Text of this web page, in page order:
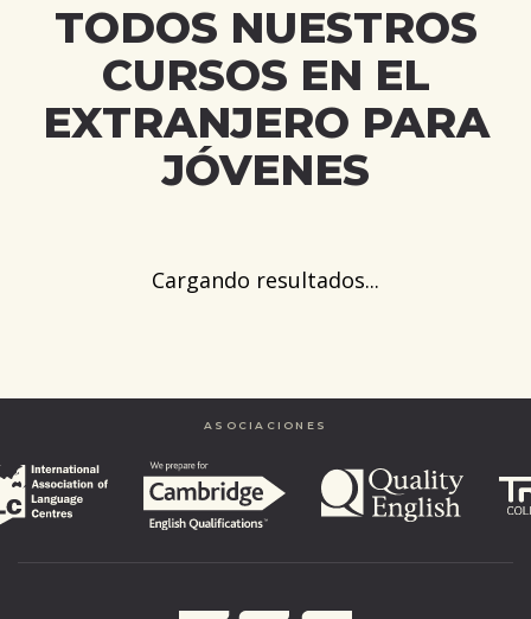
TODOS NUESTROS
CURSOS EN EL
EXTRANJERO PARA
JÓVENES
Cargando resultados...
ASOCIACIONES